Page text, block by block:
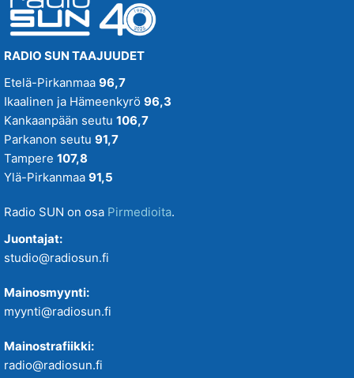
RADIO SUN TAAJUUDET
Etelä-Pirkanmaa 96,7
Ikaalinen ja Hämeenkyrö 96,3
Kankaanpään seutu 106,7
Parkanon seutu 91,7
Tampere 107,8
Ylä-Pirkanmaa 91,5
Radio SUN on osa Pirmedioita.
Juontajat:
studio@radiosun.fi
Mainosmyynti:
myynti@radiosun.fi
Mainostrafiikki:
radio@radiosun.fi